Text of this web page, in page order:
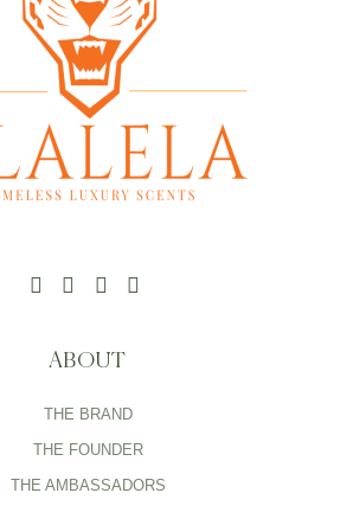
ABOUT
THE BRAND
THE FOUNDER
THE AMBASSADORS